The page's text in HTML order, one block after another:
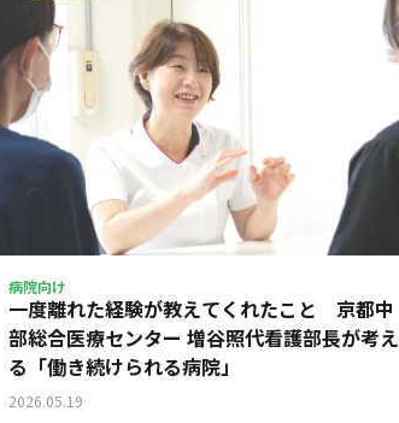
病院向け
一度離れた経験が教えてくれたこと 京都中
部総合医療センター 増谷照代看護部長が考え
る「働き続けられる病院」
2026.05.19